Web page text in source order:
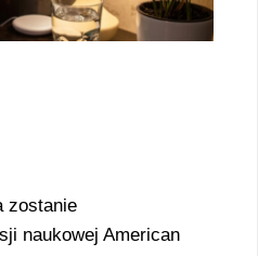
zostanie
naukowej American